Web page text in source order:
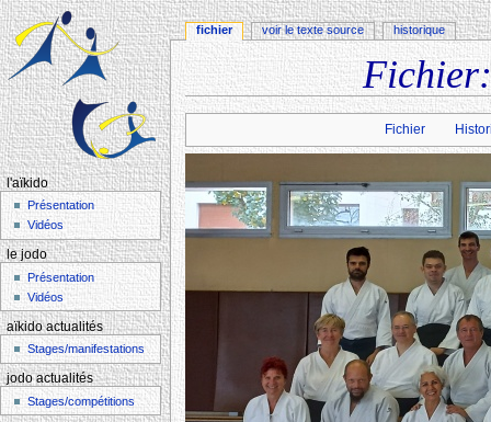
Aller à :navigation , rechercher
Fichier
fichier voir le texte source historique
l'aïkido
Présentation
Vidéos
le jodo
Présentation
Vidéos
aïkido actualités
Stages/manifestations
jodo actualités
Stages/compétitions